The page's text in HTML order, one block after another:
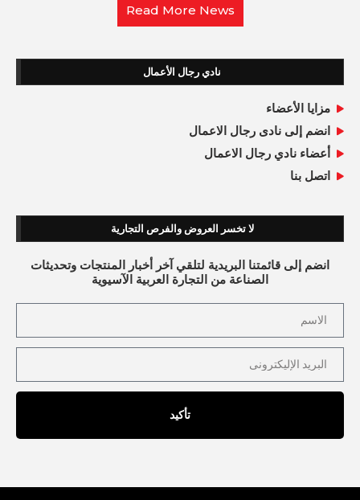
Read More News
نادي رجال الأعمال
مزايا الأعضاء
انضم إلى نادى رجال الاعمال
أعضاء نادي رجال الاعمال
اتصل بنا
لا تخسر العروض والفرص التجارية
انضم إلى قائمتنا البريدية لتلقي آخر أخبار المنتجات وتحديثات
الصناعة من التجارة العربية الآسيوية
تأكيد